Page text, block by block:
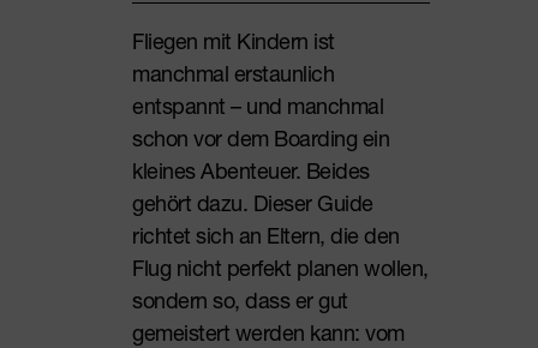
Fliegen mit Kindern ist
manchmal erstaunlich
entspannt – und manchmal
schon vor dem Boarding ein
kleines Abenteuer. Beides
gehört dazu. Dieser Guide
richtet sich an Eltern, die den
Flug nicht perfekt planen wollen,
sondern so, dass er gut
gemeistert werden kann: vom